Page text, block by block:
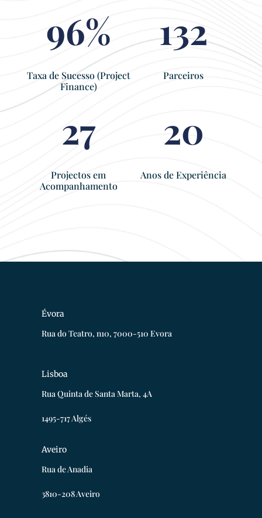
96%
Taxa de Sucesso (Project
Finance)
132
Parceiros
27
Projectos em
Acompanhamento
20
Anos de Experiência
Évora
Rua do Teatro, n10, 7000-510 Evora
Lisboa
Rua Quinta de Santa Marta, 4A
1495-717 Algés
Aveiro
Rua de Anadia
3810-208 Aveiro